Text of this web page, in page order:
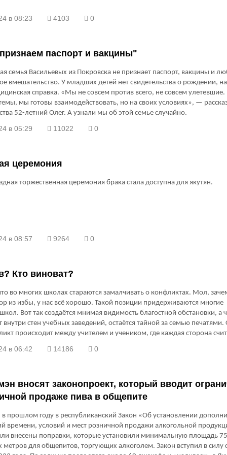
в 08:23 4103 0
паспорт и вакцины"
семья Васильевых из Покровска не признает паспорт, вакцины и
вмешательство. У младших детей нет свидетельства о рождении,
справка. «Мы не совсем против всего, не совсем
мы готовы взаимодействовать, но на своих условиях», —
52-летний Олег. А узнали мы об этой семье случайно.
в 05:29 11022 0
церемония
торжественная церемония брака стала доступна для якутян.
в 08:57 9264 0
Кто виноват?
во многих школах стараются замалчивать о конфликтах. Мол,
из избы, у нас всё хорошо. Такой позиции придерживаются многие
Вот так создаётся мнимая видимость благостной обстановки, а
внутри стен учебных заведений, остаётся тайной за семью
происходит между учителем и учеником, где каждая сторона
в 06:42 14186 0
вносят законопроект, который вводит
продаже пива в общепите
прошлом году в республиканский Закон «Об установлении
времени, условий и мест розничной продажи алкогольной
внесены поправки, которые установили минимальную площадь 75
метров для общепитов, торгующих алкоголем. Закон вступил в силу